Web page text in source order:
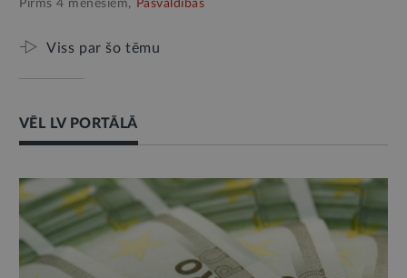
Pirms 4 mēnešiem, Pašvaldības
Viss par šo tēmu
VĒL LV PORTĀLĀ